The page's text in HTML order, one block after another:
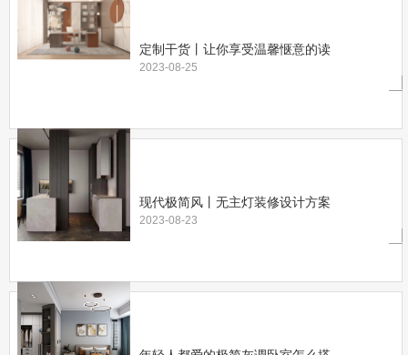
定制干货丨让你享受温馨惬意的读
2023-08-25
现代极简风丨无主灯装修设计方案
2023-08-23